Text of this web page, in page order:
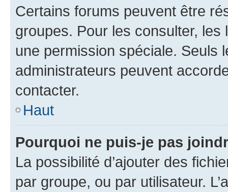
Certains forums peuvent être
groupes. Pour les consulter,
une permission spéciale. Seuls
administrateurs peuvent
contacter.
Haut
Pourquoi ne puis-je pas
La possibilité d’ajouter des
par groupe, ou par utilisateur.